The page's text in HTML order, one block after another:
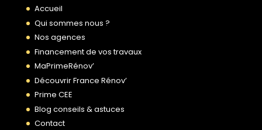
Accueil
Qui sommes nous ?
Nos agences
Financement de vos travaux
MaPrimeRénov’
Découvrir France Rénov’
Prime CEE
Blog conseils & astuces
Contact